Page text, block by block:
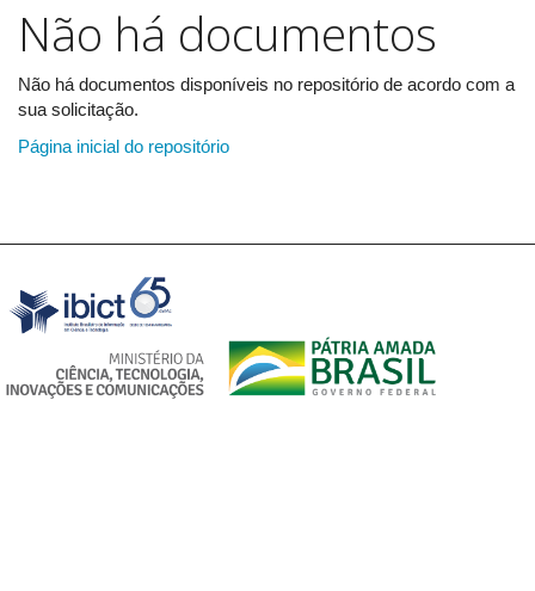
Não há documentos
Não há documentos disponíveis no repositório de acordo com a
sua solicitação.
Página inicial do repositório